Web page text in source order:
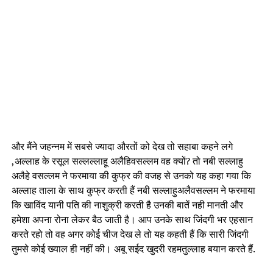
और मैंने जहन्नम में सबसे ज्यादा औरतों को देख तो सहाबा कहने लगे
,अल्लाह के रसूल सल्लल्लाहू अलैहिवसल्लम वह क्यों? तो नबी सल्लाहु
अलैहे वसल्लम ने फरमाया की कुफ्र की वजह से उनको यह कहा गया कि
अल्लाह ताला के साथ कुफ्र करती हैं नबी सल्लाहुअलैवसल्लम ने फरमाया
कि खाविंद यानी पति की नाशुक्री करती है उनकी बातें नही मानती और
हमेशा अपना रोना लेकर बैठ जाती है। आप उनके साथ जिंदगी भर एहसान
करते रहो तो वह अगर कोई चीज देख ले तो यह कहती हैं कि सारी जिंदगी
तुमसे कोई ख्याल ही नहीं की। अबू सईद खुदरी रहमतुल्लाह बयान करते हैं.